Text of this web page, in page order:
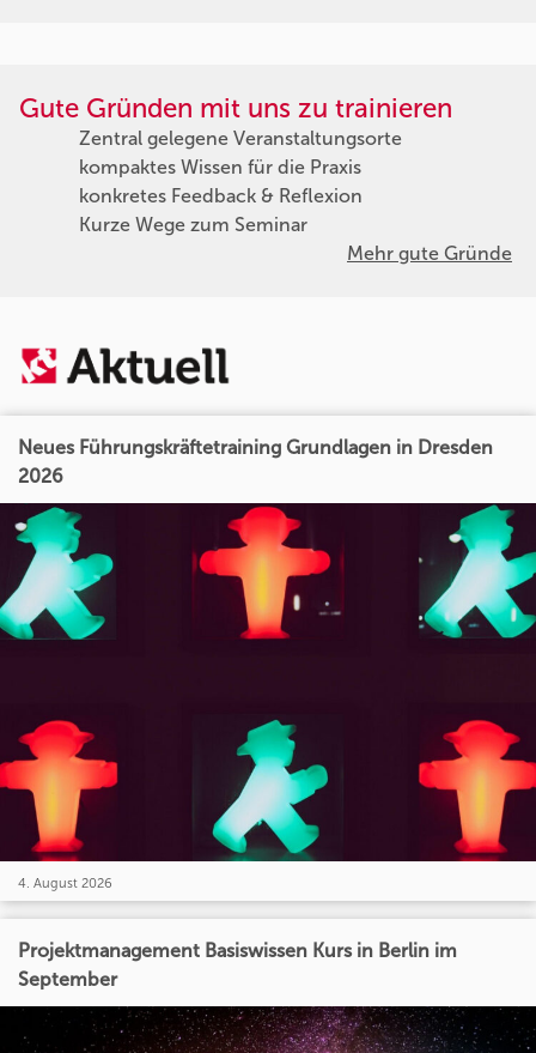
Gute Gründen mit uns zu trainieren
Zentral gelegene Veranstaltungsorte
kompaktes Wissen für die Praxis
konkretes Feedback & Reflexion
Kurze Wege zum Seminar
Mehr gute Gründe
Neues Führungskräftetraining Grundlagen in Dresden
2026
4. August 2026
Projektmanagement Basiswissen Kurs in Berlin im
September